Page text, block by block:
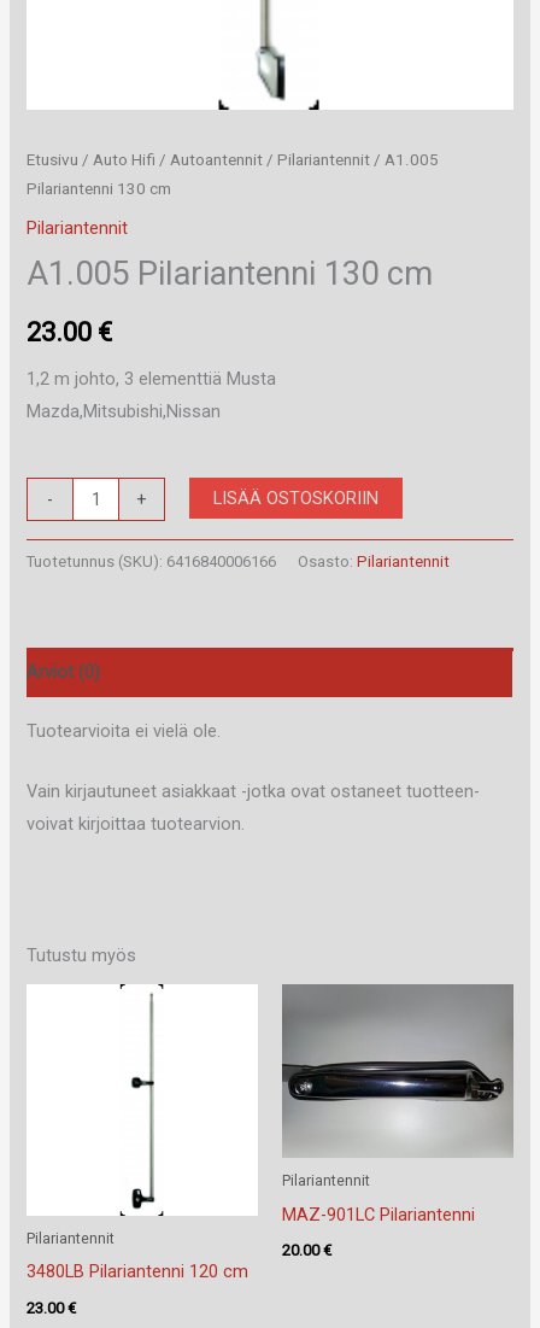
Etusivu / Auto Hifi / Autoantennit / Pilariantennit / A1.005
Pilariantenni 130 cm
Pilariantennit
A1.005 Pilariantenni 130 cm
23.00 €
1,2 m johto, 3 elementtiä Musta
Mazda,Mitsubishi,Nissan
-
Pilariantenni
130
+ LISÄÄ OSTOSKORIIN
Tuotetunnus (SKU): 6416840006166 Osasto:Pilariantennit
Arviot (0)
Tuotearvioita ei vielä ole.
Vain kirjautuneet asiakkaat -jotka ovat ostaneet tuotteen-
voivat kirjoittaa tuotearvion.
Tutustu myös
Pilariantennit
3480LB Pilariantenni 120 cm
23.00€
Pilariantennit
MAZ-901LC Pilariantenni
20.00€